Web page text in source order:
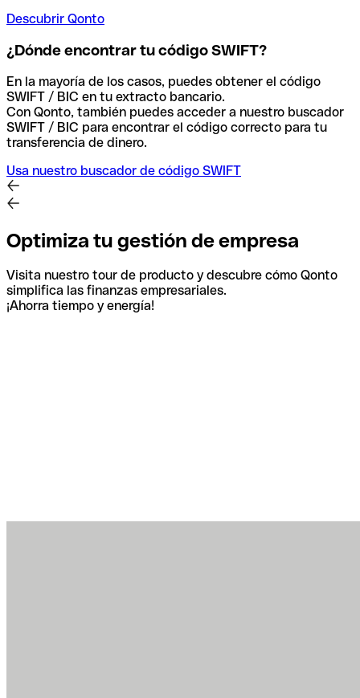
Descubrir Qonto
¿Dónde encontrar tu código SWIFT?
En la mayoría de los casos, puedes obtener el código
SWIFT / BIC en tu extracto bancario.
Con Qonto, también puedes acceder a nuestro buscador
SWIFT / BIC para encontrar el código correcto para tu
transferencia de dinero.
Usa nuestro buscador de código SWIFT
Optimiza tu gestión de empresa
Visita nuestro tour de producto y descubre cómo Qonto
simplifica las finanzas empresariales.
¡Ahorra tiempo y energía!